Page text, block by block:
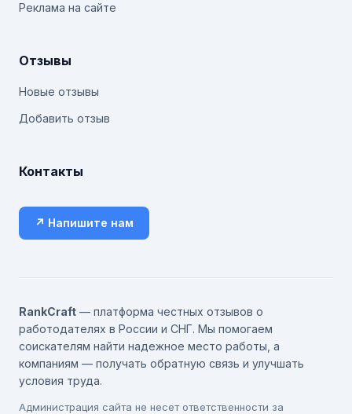
Реклама на сайте
Отзывы
Новые отзывы
Добавить отзыв
Контакты
↗ Напишите нам
RankCraft — платформа честных отзывов о
работодателях в России и СНГ. Мы помогаем
соискателям найти надежное место работы, а
компаниям — получать обратную связь и улучшать
условия труда.
Администрация сайта не несет ответственности за